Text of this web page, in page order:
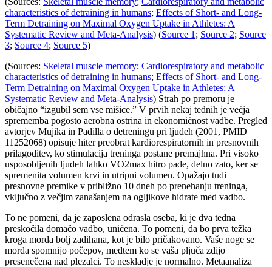
characteristics of detraining in humans; Effects of Short- and Long-
Term Detraining on Maximal Oxygen Uptake in Athletes: A
Systematic Review and Meta-Analysis) (Source 1 ; Source 2; Source
3; Source 4; Source 5)
(Sources: Skeletal muscle memory; Cardiorespiratory and metabolic
characteristics of detraining in humans; Effects of Short- and Long-
Term Detraining on Maximal Oxygen Uptake in Athletes: A
Systematic Review and Meta-Analysis) Strah po premoru je
običajno “izgubil sem vse mišice.” V prvih nekaj tednih je večja
sprememba pogosto aerobna ostrina in ekonomičnost vadbe. Pregled
avtorjev Mujika in Padilla o detreningu pri ljudeh (2001, PMID
11252068) opisuje hiter preobrat kardiorespiratornih in presnovnih
prilagoditev, ko stimulacija treninga postane premajhna. Pri visoko
usposobljenih ljudeh lahko VO2max hitro pade, delno zato, ker se
spremenita volumen krvi in ​​utripni volumen. Opažajo tudi
presnovne premike v približno 10 dneh po prenehanju treninga,
vključno z večjim zanašanjem na ogljikove hidrate med vadbo.
To ne pomeni, da je zaposlena odrasla oseba, ki je dva tedna
preskočila domačo vadbo, uničena. To pomeni, da bo prva težka
kroga morda bolj zadihana, kot je bilo pričakovano. Vaše noge se
morda spomnijo počepov, medtem ko se vaša pljuča zdijo
presenečena nad plezalci. To neskladje je normalno. Metaanaliza